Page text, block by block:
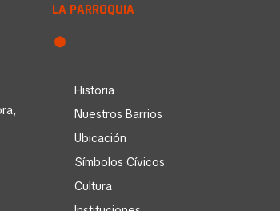
LA PARROQUIA
Historia
Nuestros Barrios
Ubicación
Símbolos Cívicos
Cultura